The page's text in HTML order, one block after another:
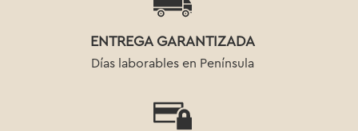
ENTREGA GARANTIZADA
Días laborables en Península